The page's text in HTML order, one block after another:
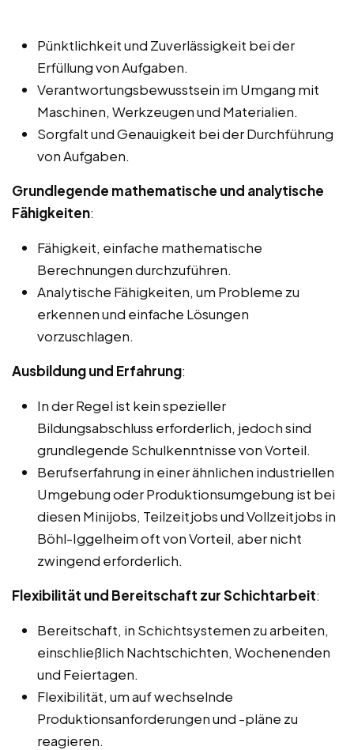
Pünktlichkeit und Zuverlässigkeit bei der
Erfüllung von Aufgaben.
Verantwortungsbewusstsein im Umgang mit
Maschinen, Werkzeugen und Materialien.
Sorgfalt und Genauigkeit bei der Durchführung
von Aufgaben.
Grundlegende mathematische und analytische
Fähigkeiten:
Fähigkeit, einfache mathematische
Berechnungen durchzuführen.
Analytische Fähigkeiten, um Probleme zu
erkennen und einfache Lösungen
vorzuschlagen.
Ausbildung und Erfahrung:
In der Regel ist kein spezieller
Bildungsabschluss erforderlich, jedoch sind
grundlegende Schulkenntnisse von Vorteil.
Berufserfahrung in einer ähnlichen industriellen
Umgebung oder Produktionsumgebung ist bei
diesen Minijobs, Teilzeitjobs und Vollzeitjobs in
Böhl-Iggelheim oft von Vorteil, aber nicht
zwingend erforderlich.
Flexibilität und Bereitschaft zur Schichtarbeit:
Bereitschaft, in Schichtsystemen zu arbeiten,
einschließlich Nachtschichten, Wochenenden
und Feiertagen.
Flexibilität, um auf wechselnde
Produktionsanforderungen und -pläne zu
reagieren.